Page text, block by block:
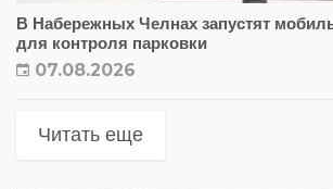
В Набережных Челнах запустят
для контроля парковки
07.08.2026
Читать еще